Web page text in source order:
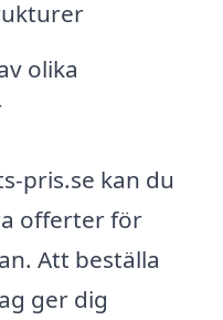
olika
pris.se kan du
offerter för
Att beställa
ger dig